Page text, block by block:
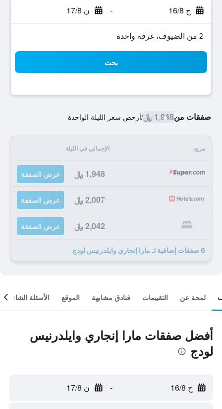
ح 16/8 - ن 17/8
2 من الضيوف، غرفة واحدة
بحث
صفقات من1,948 ﷼ /أرخص سعر الليلة الواحدة
مزود الإجمالي في الليلة
1,948 ﷼ عرض الصفقة
2,007 ﷼ عرض الصفقة
2,042 ﷼ عرض الصفقة
6 صفقات إضافية لـ مارا إنجاري وايلدرنيس لودج
لمحة عن التقييمات فنادق مشابهة الموقع الأسئلة الشائعة
أفضل صفقات مارا إنجاري وايلدرنيس
لودج
ح 16/8 - ن 17/8